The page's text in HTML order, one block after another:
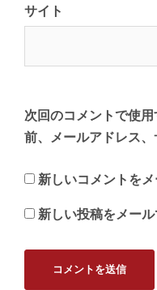
サイト
次回のコメントで使
前、メールアドレス、
新しいコメントを
新しい投稿をメー